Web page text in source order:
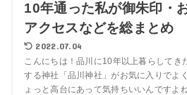
10年通った私が御朱印・
アクセスなどを総まとめ
2022.07.04
こんにちは！品川に10年以上暮らしてき
する神社「品川神社」がお気に入りでよ
ょっと高台にあって気持ちいいんですよ